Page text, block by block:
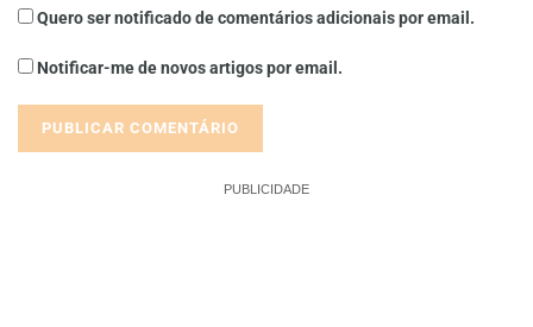
Quero ser notificado de comentários adicionais por email.
Notificar-me de novos artigos por email.
PUBLICIDADE